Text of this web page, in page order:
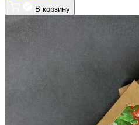
В корзину